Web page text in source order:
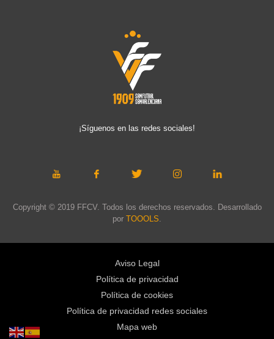
¡Síguenos en las redes sociales!
Copyright © 2019 FFCV. Todos los derechos reservados. Desarrollado
por TOOOLS.
Aviso Legal
Política de privacidad
Política de cookies
Política de privacidad redes sociales
Mapa web